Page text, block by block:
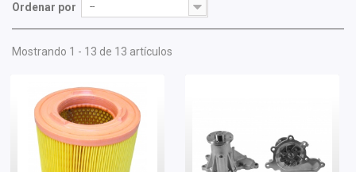
Ordenar por --
Mostrando 1 - 13 de 13 artículos